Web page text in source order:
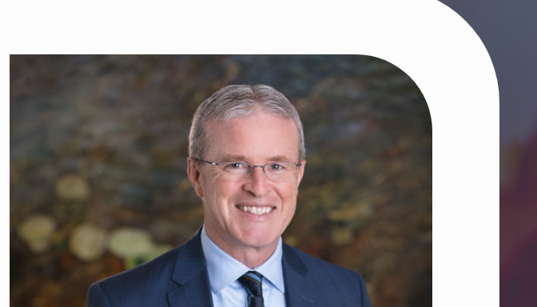
organismes de bienfaisance